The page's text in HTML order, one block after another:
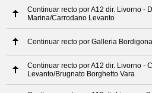
Continuar recto por A12 dir. Livorno -
Marina/Carrodano Levanto
Continuar recto por Galleria Bordigona
Continuar recto por A12 dir. Livorno -
Levanto/Brugnato Borghetto Vara